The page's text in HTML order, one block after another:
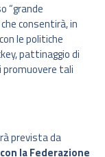
“grande
consentirà, in
le politiche
pattinaggio di
promuovere tali
prevista da
con la Federazione